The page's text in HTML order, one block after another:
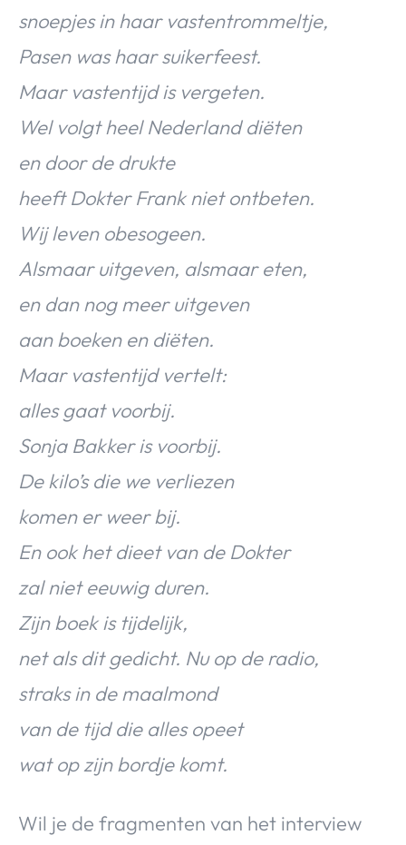
snoepjes in haar vastentrommeltje,
Pasen was haar suikerfeest.
Maar vastentijd is vergeten.
Wel volgt heel Nederland diëten
en door de drukte
heeft Dokter Frank niet ontbeten.
Wij leven obesogeen.
Alsmaar uitgeven, alsmaar eten,
en dan nog meer uitgeven
aan boeken en diëten.
Maar vastentijd vertelt:
alles gaat voorbij.
Sonja Bakker is voorbij.
De kilo’s die we verliezen
komen er weer bij.
En ook het dieet van de Dokter
zal niet eeuwig duren.
Zijn boek is tijdelijk,
net als dit gedicht. Nu op de radio,
straks in de maalmond
van de tijd die alles opeet
wat op zijn bordje komt.
Wil je de fragmenten van het interview